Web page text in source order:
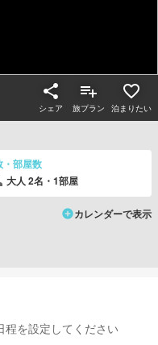
シェア 旅プラン 泊まりたい
・部屋数
大人 2名・1部屋
カレンダーで表示
程を設定してください